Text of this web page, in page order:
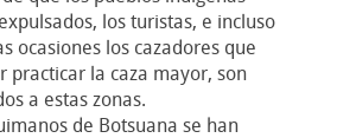
los turistas, e incluso
ocasiones los cazadores que
practicar la caza mayor, son
a estas zonas.
de Botsuana se han